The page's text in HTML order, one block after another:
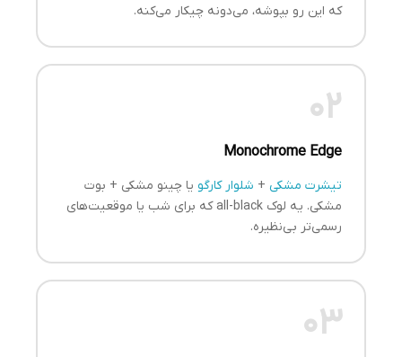
که این رو بپوشه، می‌دونه چیکار می‌کنه.
02
Monochrome Edge
تیشرت مشکی + شلوار کارگو یا چینو مشکی + بوت
مشکی. یه لوک all-black که برای شب یا موقعیت‌های
رسمی‌تر بی‌نظیره.
03